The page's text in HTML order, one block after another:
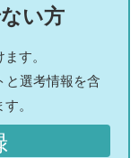
い方
す。
と選考情報を含
。